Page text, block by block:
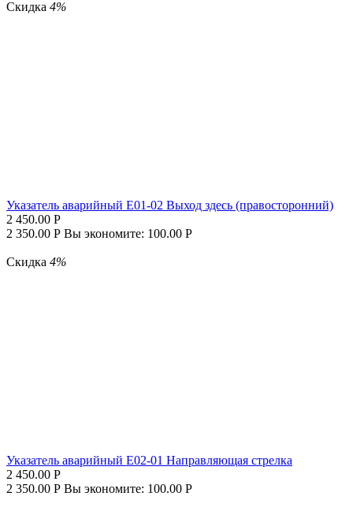
Скидка 4%
Указатель аварийный E01-02 Выход здесь (правосторонний)
2 450.00 Р
2 350.00 Р Вы экономите: 100.00 Р
Скидка 4%
Указатель аварийный E02-01 Направляющая стрелка
2 450.00 Р
2 350.00 Р Вы экономите: 100.00 Р